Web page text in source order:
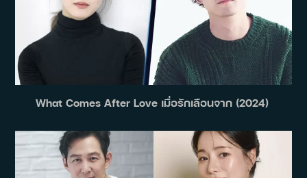
What Comes After Love เมื่อรักเลือนจาก (2024)